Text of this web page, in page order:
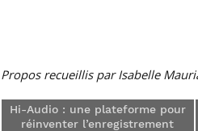
Propos recueillis par Isabelle
Hi-Audio : une plateforme pour
réinventer l’enregistrement